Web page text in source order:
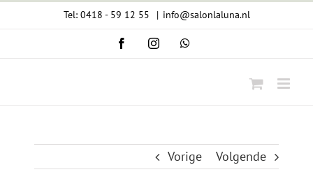
Tel: 0418 - 59 12 55 | info@salonlaluna.nl
FacebookInstagramWhatsApp
Vorige Volgende